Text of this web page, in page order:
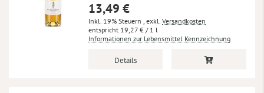
13,49 €
Inkl. 19% Steuern , exkl. Versandkosten
19,27 € / 1 l
Informationen zur Lebensmittel Kennzeichnung
Details